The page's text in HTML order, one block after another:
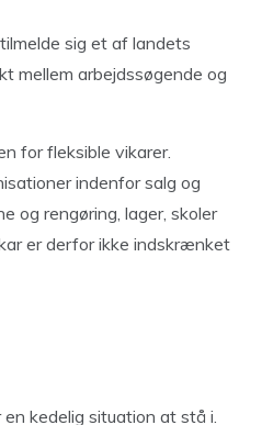
sig et af landets
mellem arbejdssøgende og
for fleksible vikarer.
indenfor salg og
og rengøring, lager, skoler
er derfor ikke indskrænket
kedelig situation at stå i.